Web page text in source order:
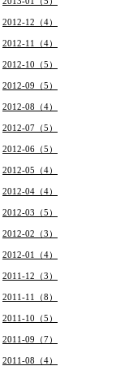
2012-12（4）
2012-11（4）
2012-10（5）
2012-09（5）
2012-08（4）
2012-07（5）
2012-06（5）
2012-05（4）
2012-04（4）
2012-03（5）
2012-02（3）
2012-01（4）
2011-12（3）
2011-11（8）
2011-10（5）
2011-09（7）
2011-08（4）